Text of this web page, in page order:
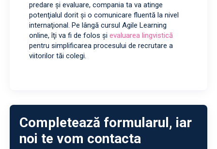
predare şi evaluare, compania ta va atinge
potenţialul dorit şi o comunicare fluentă la nivel
internaţional. Pe lângă cursul Agile Learning
online, îţi va fi de folos şi evaluarea lingvistică
pentru simplificarea procesului de recrutare a
viitorilor tăi colegi.
Completează formularul, iar
noi te vom contacta